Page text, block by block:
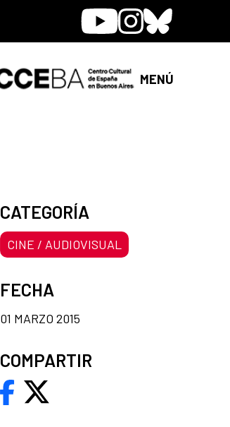
YoutubeInstagram
Bluesky
MENÚ
CATEGORÍA
CINE / AUDIOVISUAL
FECHA
01 MARZO 2015
COMPARTIR